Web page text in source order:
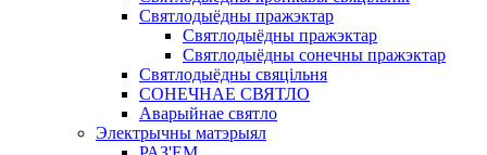
Святлодыёдны пражэктар
Святлодыёдны пражэктар
Святлодыёдны сонечны пражэктар
Святлодыёдны свяцільня
СОНЕЧНАЕ СВЯТЛО
Аварыйнае святло
Электрычны матэрыял